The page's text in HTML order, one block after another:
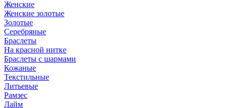
Женские
Женские золотые
Золотые
Серебряные
Браслеты
На красной нитке
Браслеты с шармами
Кожаные
Текстильные
Литьевые
Рамзес
Лайм